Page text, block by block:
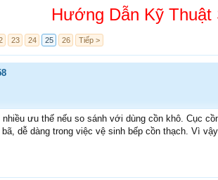
Hướng Dẫn Kỹ Thuật
23 24 25 26 Tiếp >
nhiều ưu thế nếu so sánh với dùng cồn khô. Cục
dễ dàng trong việc vệ sinh bếp cồn thạch. Vì